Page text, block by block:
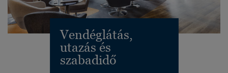
Vendéglátás,
utazás és
szabadidő